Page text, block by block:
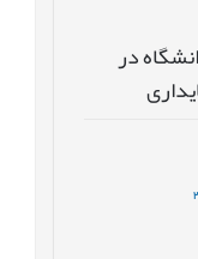
در